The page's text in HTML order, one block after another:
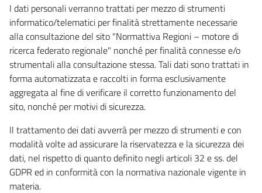
I dati personali verranno trattati per mezzo di strumenti
informatico/telematici per finalità strettamente necessarie
alla consultazione del sito "Normattiva Regioni – motore di
ricerca federato regionale" nonché per finalità connesse e/o
strumentali alla consultazione stessa. Tali dati sono trattati in
forma automatizzata e raccolti in forma esclusivamente
aggregata al fine di verificare il corretto funzionamento del
sito, nonché per motivi di sicurezza.
Il trattamento dei dati avverrà per mezzo di strumenti e con
modalità volte ad assicurare la riservatezza e la sicurezza dei
dati, nel rispetto di quanto definito negli articoli 32 e ss. del
GDPR ed in conformità con la normativa nazionale vigente in
materia.